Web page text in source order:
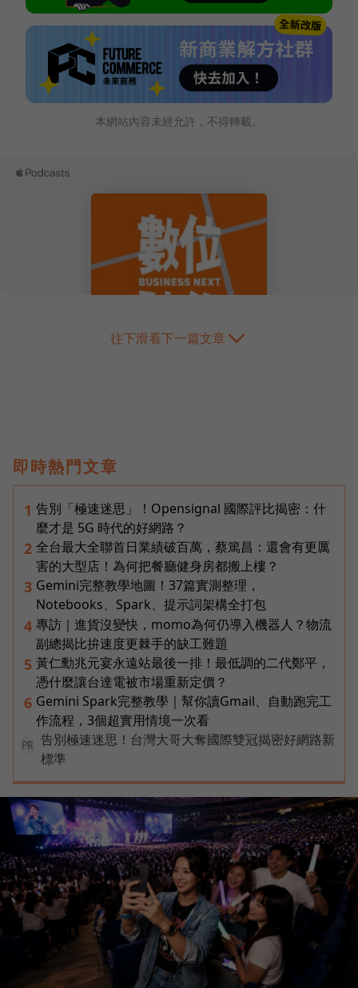
本網站內容未經允許，不得轉載。
往下滑看下一篇文章
即時熱門文章
1 告別「極速迷思」！Opensignal 國際評比揭密：什
麼才是 5G 時代的好網路？
2 全台最大全聯首日業績破百萬，蔡篤昌：還會有更厲
害的大型店！為何把餐廳健身房都搬上樓？
3 Gemini完整教學地圖！37篇實測整理，
Notebooks、Spark、提示詞架構全打包
4 專訪｜進貨沒變快，momo為何仍導入機器人？物流
副總揭比拚速度更棘手的缺工難題
5 黃仁勳兆元宴永遠站最後一排！最低調的二代鄭平，
憑什麼讓台達電被市場重新定價？
6 Gemini Spark完整教學｜幫你讀Gmail、自動跑完工
作流程，3個超實用情境一次看
PR
告別極速迷思！台灣大哥大奪國際雙冠揭密好網路新
標準